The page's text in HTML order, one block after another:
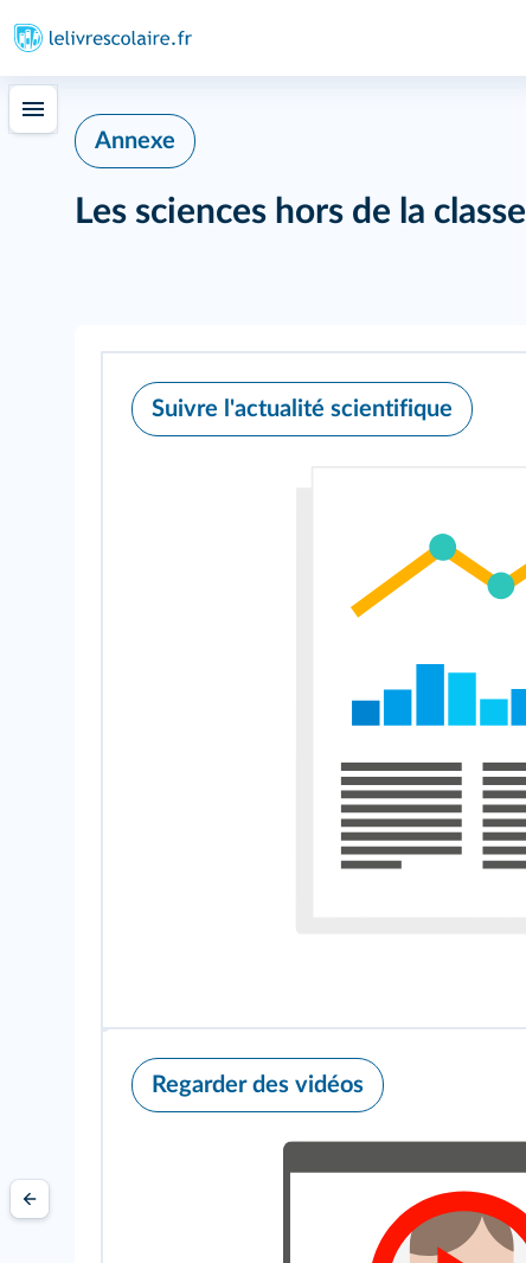
Annexe
Les sciences hors de la classe
Suivre l'actualité scientifique
Regarder des vidéos